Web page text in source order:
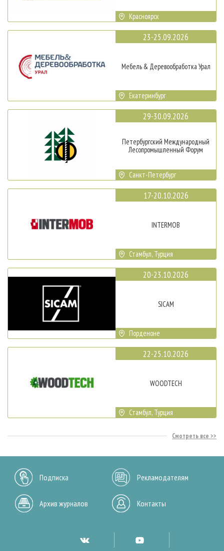
Красноярск
23-25.09.2026
Мебель & Деревообработка Урал
Екатеринбург
29-30.09.2026
Петербургский Международный
Лесопромышленный Форум
Санкт-Петербург
17-20.10.2026
INTERMOB
Стамбул, Турция
20-23.10.2026
SICAM
Порденоне
22-25.10.2026
WOODTECH
Стамбул, Турция
Смотреть все
Подписка Рекламодателям
Архив журналов Контакты